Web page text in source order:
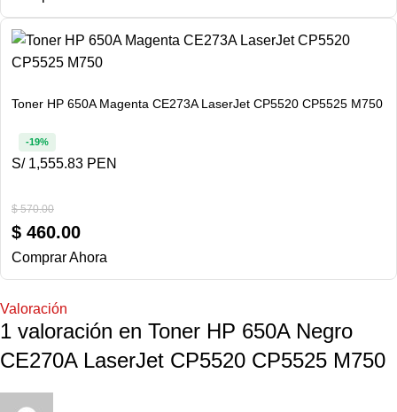
Toner HP 650A Magenta CE273A LaserJet CP5520 CP5525 M750
$570.00
$ 460.00
-19%
S/ 1,555.83 PEN
Comprar Ahora
Valoración
1 valoración en Toner HP 650A Negro
CE270A LaserJet CP5520 CP5525 M750